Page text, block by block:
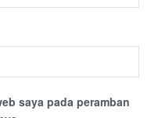
saya pada peramban